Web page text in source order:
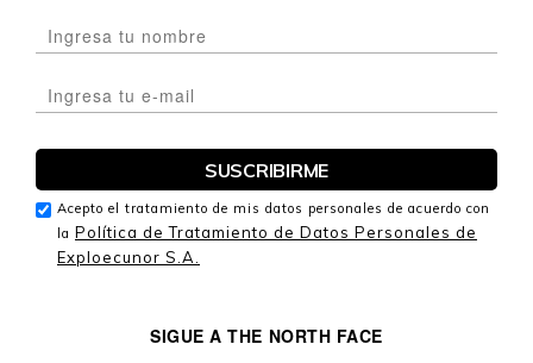
SIGUE A THE NORTH FACE
Acepto el tratamiento de mis datos personales de acuerdo con
la Política de Tratamiento de Datos Personales de
Exploecunor S.A.